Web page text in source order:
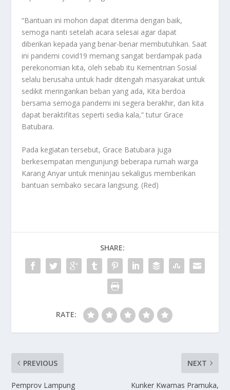
“Bantuan ini mohon dapat diterima dengan baik,
semoga nanti setelah acara selesai agar dapat
diberikan kepada yang benar-benar membutuhkan. Saat
ini pandemi covid19 memang sangat berdampak pada
perekonomian kita, oleh sebab itu Kementrian Sosial
selalu berusaha untuk hadir ditengah masyarakat untuk
sedikit meringankan beban yang ada, Kita berdoa
bersama semoga pandemi ini segera berakhir, dan kita
dapat beraktifitas seperti sedia kala,” tutur Grace
Batubara.
Pada kegiatan tersebut, Grace Batubara juga
berkesempatan mengunjungi beberapa rumah warga
Karang Anyar untuk meninjau sekaligus memberikan
bantuan sembako secara langsung. (Red)
SHARE:
RATE:
PREVIOUS
Pemprov Lampung
NEXT
Kunker Kwarnas Pramuka,